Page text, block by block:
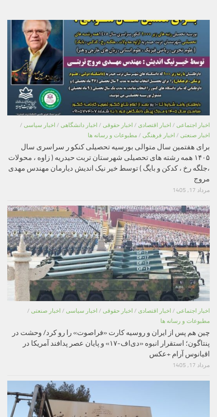
اخبار اجتماعی / اخبار اقتصادی / اخبار حقوقی / اخبار دانشگاهی / اخبار سیاسی /
اخبار صنعتی / اخبار فرهنگی / مطبوعات و رسانه ها
برای هفتمین سال متوالی بورسیه تحصیلی کنکو ر سراسری سال
۱۴۰۵ همه رشته های تحصیلی شهرستان تربت حیدریه ( زاوه ، محولات
،جلگه رخ ، کدکن و بایگ ) توسط خیر نیک اندیش دیارمان مهندس مهدی
مروج
مرداد 17, 1405
اخبار اجتماعی / اخبار اقتصادی / اخبار حقوقی / اخبار سیاسی / اخبار صنعتی /
مطبوعات و رسانه ها
چین هم پس از ایران و روسیه کارت «فراصوت» را رو کرد/ وحشت در
پنتاگون؛ استقرار انبوه «دی‌اف‑۱۷» و پایان عصر پدافند آمریکا در
اقیانوس آرام +عکس
مرداد 17, 1405